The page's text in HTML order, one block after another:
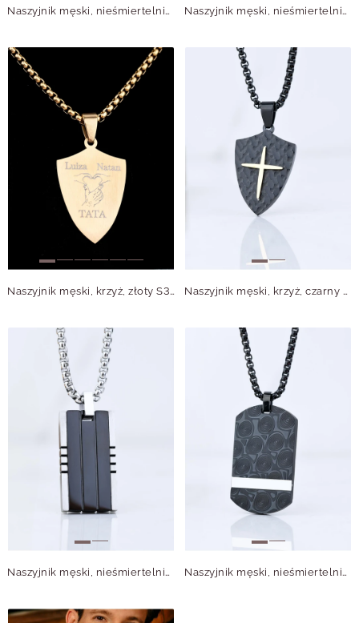
Naszyjnik męski, nieśmiertelnik, srebrny S307615S00 Naszyjnik męski, nieśmiertelnik z gwiazdą, srebrny S307619S00
Naszyjnik męski, krzyż, złoty S307627Z00 Naszyjnik męski, krzyż, czarny S307628Z01
Naszyjnik męski, nieśmiertelnik, srebrny S307618S01 Naszyjnik męski, nieśmiertelnik, czarny S307625S01